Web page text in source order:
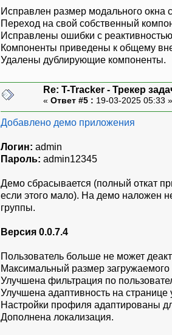
Исправлен размер модального окна
Переход на свой собственный
Исправлены ошибки с
Компоненты приведены к общему
Удалены дублирующие компоненты.
Re: T-Tracker - Трекер
« Ответ #5 : 19-03-2025 05:33
Добавлено демо приложения
Логин: admin
Пароль: admin12345
Демо сбрасывается (полный откат
если этого мало). На демо наложен
группы.
Версия 0.0.7.4
Пользователь больше не может
Максимальный размер
Улучшена фильтрация по
Улучшена адаптивность на
Настройки профиля адаптированы
Дополнена локализация.